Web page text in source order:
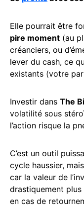
Elle pourrait être
pire moment (au
créanciers, ou
lever du cash, ce
existants (votre
Investir dans The
volatilité sous
l’action risque la
C’est un outil
cycle haussier,
car la valeur de
drastiquement
en cas de